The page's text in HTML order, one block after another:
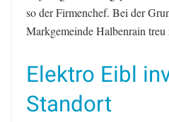
so der Firmenchef. Bei der
Markgemeinde Halbenrain treu
Elektro Eibl
Standort